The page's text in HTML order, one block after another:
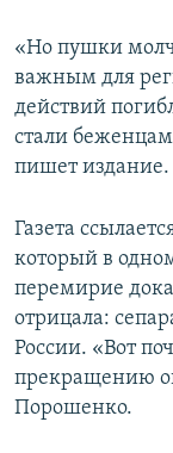
«Но пушки
важным для
действий
стали
пишет издание.
Газета
который в
перемирие
отрицала:
России. «Вот
прекращению
Порошенко.